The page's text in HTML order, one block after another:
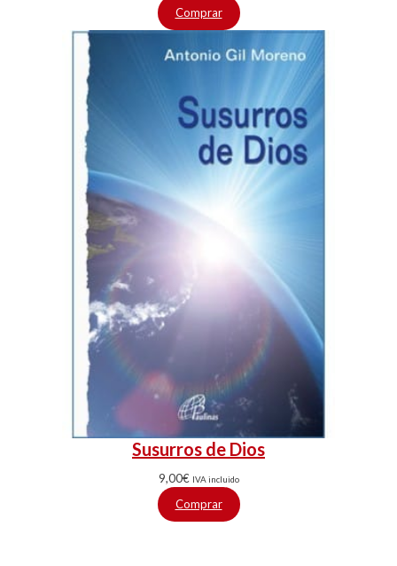
Comprar
Susurros de Dios
9,00€ IVA incluido
Comprar